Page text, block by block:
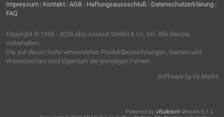
Impressum | Kontakt | AGB | Haftungsaussschluß | Datenschutzerklärung |
FAQ
Copyright © 1996 - 2026 ebiz-consult GmbH & Co. KG. Alle Rechte
vorbehalten.
Die auf dieser Seite verwendeten Produktbezeichnungen, Namen und
Warenzeichen sind Eigentum der jeweiligen Firmen.
Software by IQ-Markt
Powered by vBulletin® Version 5.7.1